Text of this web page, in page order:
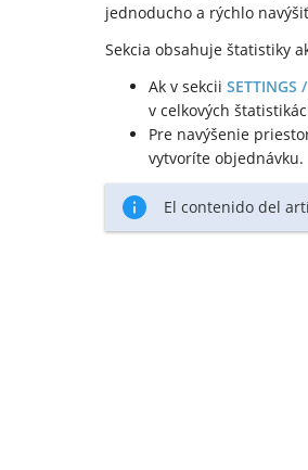
jednoducho a rýchlo
Sekcia obsahuje štatistiky
Ak v sekcii SETTINGS
v celkových
Pre navýšenie
vytvoríte objednávku.
El contenido del